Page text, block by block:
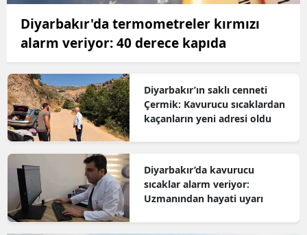
Diyarbakır'da termometreler kırmızı
alarm veriyor: 40 derece kapıda
Diyarbakır’ın saklı cenneti
Çermik: Kavurucu sıcaklardan
kaçanların yeni adresi oldu
Diyarbakır’da kavurucu
sıcaklar alarm veriyor:
Uzmanından hayati uyarı